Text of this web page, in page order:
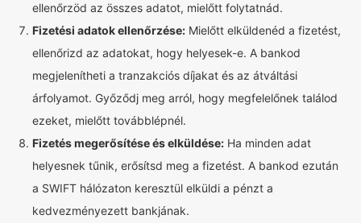
ellenőrzöd az összes adatot, mielőtt folytatnád.
Fizetési adatok ellenőrzése: Mielőtt elküldenéd a fizetést,
ellenőrizd az adatokat, hogy helyesek-e. A bankod
megjelenítheti a tranzakciós díjakat és az átváltási
árfolyamot. Győződj meg arról, hogy megfelelőnek találod
ezeket, mielőtt továbblépnél.
Fizetés megerősítése és elküldése: Ha minden adat
helyesnek tűnik, erősítsd meg a fizetést. A bankod ezután
a SWIFT hálózaton keresztül elküldi a pénzt a
kedvezményezett bankjának.